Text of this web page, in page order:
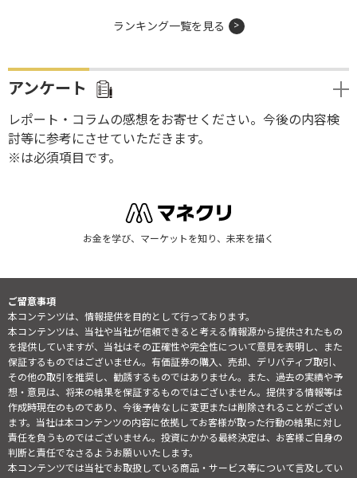
ランキング一覧を見る
アンケート
レポート・コラムの感想をお寄せください。今後の内容検
討等に参考にさせていただきます。
※は必須項目です。
お金を学び、マーケットを知り、未来を描く
ご留意事項
本コンテンツは、情報提供を目的として行っております。
本コンテンツは、当社や当社が信頼できると考える情報源から提供されたもの
を提供していますが、当社はその正確性や完全性について意見を表明し、また
保証するものではございません。有価証券の購入、売却、デリバティブ取引、
その他の取引を推奨し、勧誘するものではありません。また、過去の実績や予
想・意見は、将来の結果を保証するものではございません。提供する情報等は
作成時現在のものであり、今後予告なしに変更または削除されることがござい
ます。当社は本コンテンツの内容に依拠してお客様が取った行動の結果に対し
責任を負うものではございません。投資にかかる最終決定は、お客様ご自身の
判断と責任でなさるようお願いいたします。
本コンテンツでは当社でお取扱している商品・サービス等について言及してい